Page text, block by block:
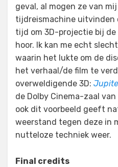
geval, al mogen ze van
tijdreismachine uitvinden
tijd om 3D-projectie bij
hoor. Ik kan me echt
waarin het lukte om de
het verhaal/de film te
overweldigende 3D:
de Dolby Cinema-zaal
ook dit voorbeeld geeft
weerstand tegen deze in
nutteloze techniek weer.
Final credits